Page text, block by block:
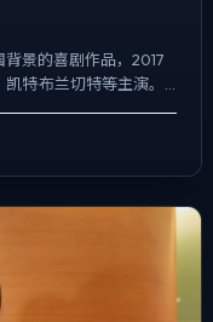
背景的喜剧作品，2017
特·布兰切特等主演。
收紧，悬疑外壳...